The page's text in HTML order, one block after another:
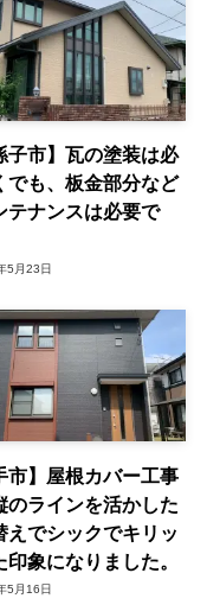
子市】瓦の塗装は必
でも、板金部分など
テナンスは必要で
5月23日
市】屋根カバー工事
のラインを活かした
えでシックでキリッ
印象になりました。
5月16日